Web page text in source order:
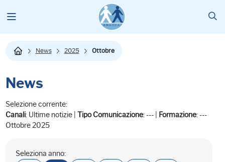
News 2025 Ottobre
News
Selezione corrente:
Canali: Ultime notizie | Tipo Comunicazione: --- | Formazione: ---
Ottobre 2025
Seleziona anno: